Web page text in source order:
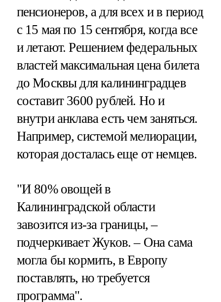
пенсионеров, а для всех и в период
с 15 мая по 15 сентября, когда все
и летают. Решением федеральных
властей максимальная цена билета
до Москвы для калининградцев
составит 3600 рублей. Но и
внутри анклава есть чем заняться.
Например, системой мелиорации,
которая досталась еще от немцев.
"И 80% овощей в
Калининградской области
завозится из-за границы, –
подчеркивает Жуков. – Она сама
могла бы кормить, в Европу
поставлять, но требуется
программа".